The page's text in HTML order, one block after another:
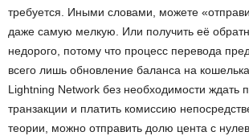
требуется. Иными словами, можете
даже самую мелкую. Или получить её
недорого, потому что процесс перевода
всего лишь обновление баланса на
Lightning Network без необходимости ждать
транзакции и платить комиссию
теории, можно отправить долю цента с